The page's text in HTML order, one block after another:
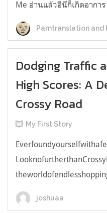
Me อ่านแล้วอีนี่ก็เกิดอาการ
Parntranslation and
Dodging Traffic
High Scores: A
Crossy Road
My First Story
joshuaa